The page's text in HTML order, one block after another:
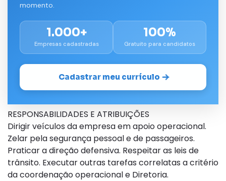
momento.
1.000+
Empresas cadastradas
100%
Gratuito para candidatos
Cadastrar meu currículo
RESPONSABILIDADES E ATRIBUIÇÕES
Dirigir veículos da empresa em apoio operacional.
Zelar pela segurança pessoal e de passageiros.
Praticar a direção defensiva. Respeitar as leis de
trânsito. Executar outras tarefas correlatas a critério
da coordenação operacional e Diretoria.